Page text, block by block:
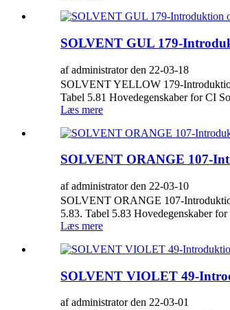
SOLVENT GUL 179-
af administrator den 22-03-18
SOLVENT YELLOW 179-
Tabel 5.81 Hovedegenskaber for CI
Læs mere
SOLVENT ORANGE 107-
af administrator den 22-03-10
SOLVENT ORANGE 107-
5.83. Tabel 5.83 Hovedegenskaber
Læs mere
SOLVENT VIOLET 49-
af administrator den 22-03-01